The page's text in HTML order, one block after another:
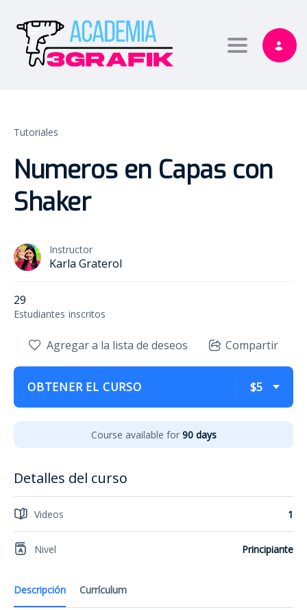
Toggle
Tutoriales
Numeros en Capas con
Shaker
Instructor
Karla Graterol
29
Estudiantes inscritos
Descripción Currículum
Agregar a la lista de deseos Compartir
OBTENER EL CURSO $5
Course available for 90 days
Detalles del curso
Videos 1
Nivel Principiante